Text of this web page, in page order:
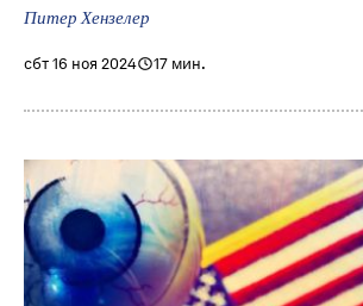
Питер Хензелер
сбт 16 ноя 2024 17 мин.